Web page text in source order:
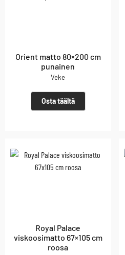
Orient matto 80×200 cm
punainen
Veke
Osta täältä
Royal Palace
viskoosimatto 67×105 cm
roosa